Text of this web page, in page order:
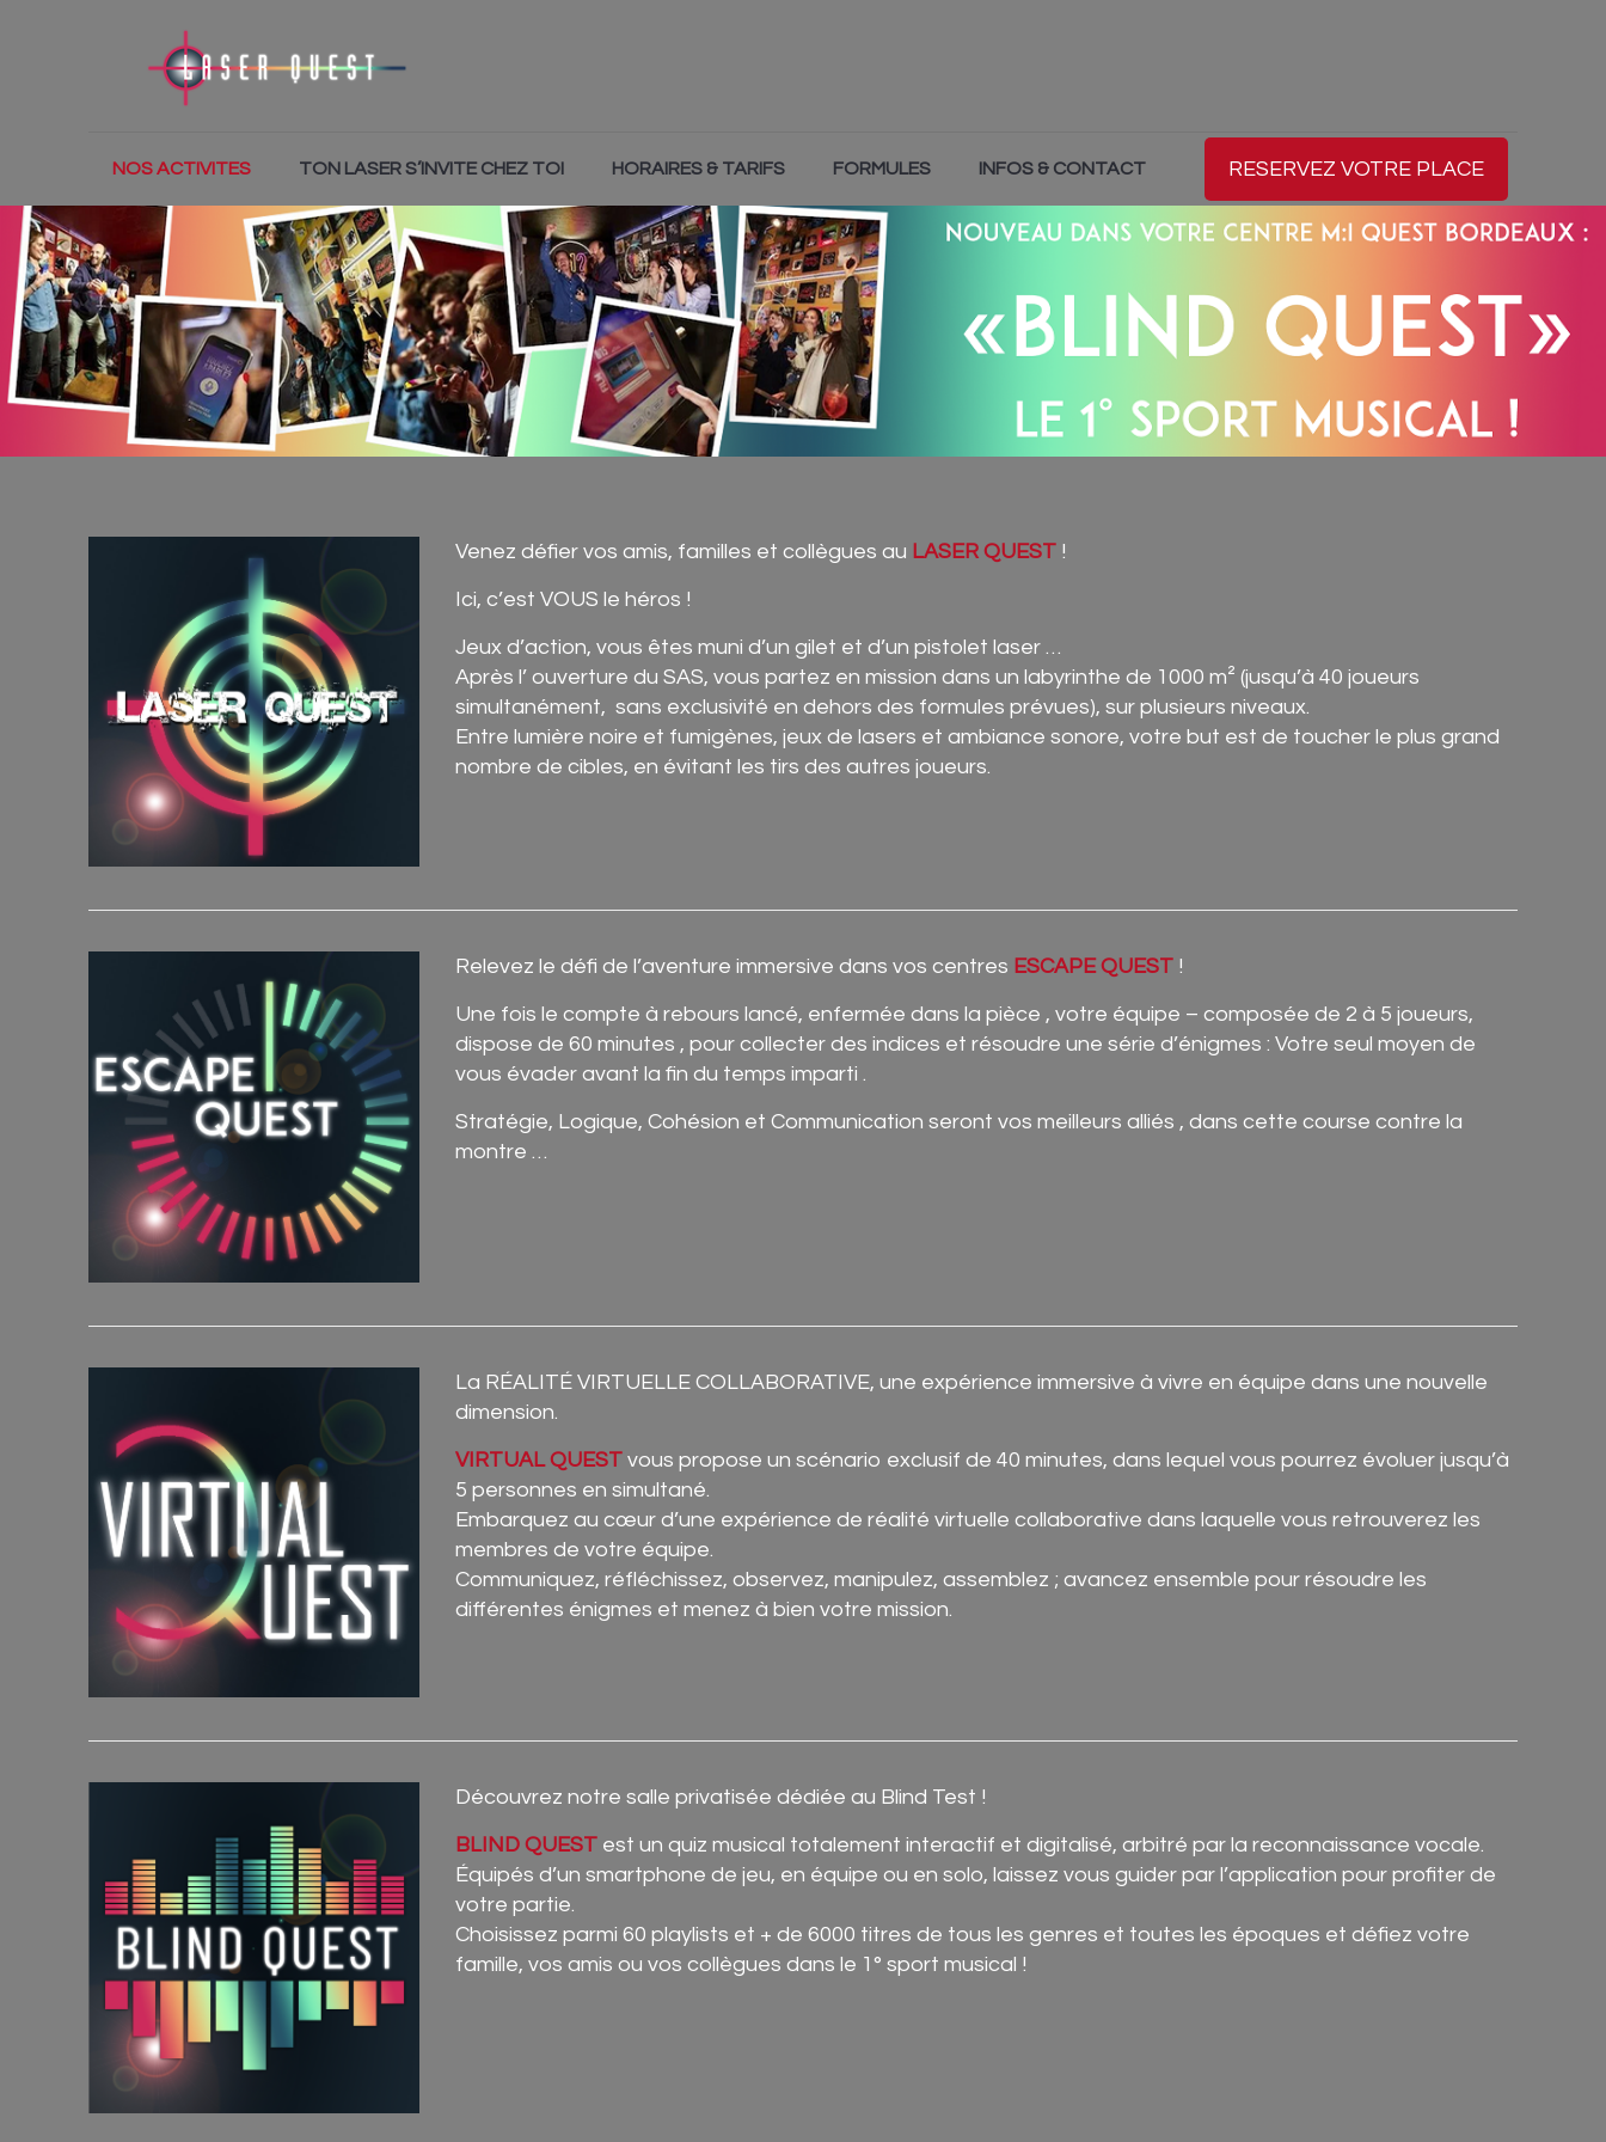
NOS ACTIVITES TON LASER S’INVITE CHEZ TOI HORAIRES & TARIFS FORMULES INFOS & CONTACT RESERVEZ VOTRE PLACE
Venez défier vos amis, familles et collègues au LASER QUEST!
Ici, c’est VOUS le héros !
Jeux d’action, vous êtes muni d’un gilet et d’un pistolet laser …
Après l’ ouverture du SAS, vous partez en mission dans un labyrinthe de 1000 m² (jusqu’à 40 joueurs
simultanément, sans exclusivité en dehors des formules prévues), sur plusieurs niveaux.
Entre lumière noire et fumigènes, jeux de lasers et ambiance sonore, votre but est de toucher le plus grand
nombre de cibles, en évitant les tirs des autres joueurs.
Relevez le défi de l’aventure immersive dans vos centres ESCAPE QUEST!
​Une fois le compte à rebours lancé, enfermée dans la pièce , votre équipe – composée de 2 à 5 joueurs,
dispose de 60 minutes , pour collecter des indices et résoudre une série d’énigmes : Votre seul moyen de
vous évader avant la fin du temps imparti .
Stratégie, Logique, Cohésion et Communication seront vos meilleurs alliés , dans cette course contre la
montre …
La RÉALITÉ VIRTUELLE COLLABORATIVE, une expérience immersive à vivre en équipe dans une nouvelle
dimension.
VIRTUAL QUESTvous propose un scénario exclusif de 40 minutes, dans lequel vous pourrez évoluer jusqu’à
5 personnes en simultané.
Embarquez au cœur d’une expérience de réalité virtuelle collaborative dans laquelle vous retrouverez les
membres de votre équipe.
Communiquez, réfléchissez, observez, manipulez, assemblez ; avancez ensemble pour résoudre les
différentes énigmes et menez à bien votre mission.
Découvrez notre salle privatisée dédiée au Blind Test !
BLIND QUESTest un quiz musical totalement interactif et digitalisé, arbitré par la reconnaissance vocale.
Équipés d’un smartphone de jeu, en équipe ou en solo, laissez vous guider par l’application pour profiter de
votre partie.
Choisissez parmi 60 playlists et + de 6000 titres de tous les genres et toutes les époques et défiez votre
famille, vos amis ou vos collègues dans le 1° sport musical !